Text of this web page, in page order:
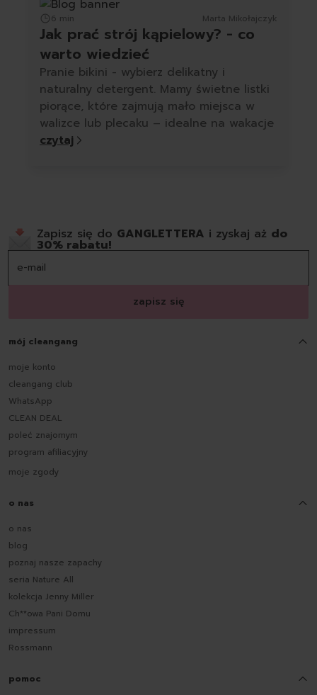
6 min Marta Mikołajczyk
Jak prać strój kąpielowy? - co
warto wiedzieć
Pranie bikini - wybierz delikatny i
naturalny detergent. Mamy świetne listki
piorące, które zajmują mało miejsca w
walizce lub plecaku – idealne na wakacje
czytaj
Zapisz się do GANGLETTERA i zyskaj aż do
30% rabatu!
zapisz się
mój cleangang
moje konto
cleangang club
WhatsApp
CLEAN DEAL
poleć znajomym
program afiliacyjny
moje zgody
o nas
o nas
blog
poznaj nasze zapachy
seria Nature All
kolekcja Jenny Miller
Ch**owa Pani Domu
impressum
Rossmann
pomoc